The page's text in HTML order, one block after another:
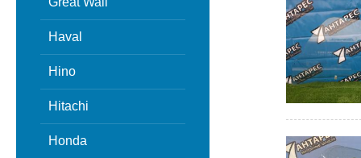
Haval
Hino
Hitachi
Honda